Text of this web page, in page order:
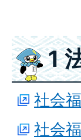
1
社会
社会